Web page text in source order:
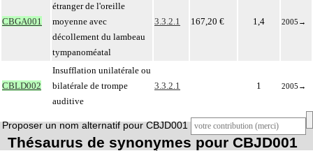
CBGA001
étranger de l'oreille
moyenne avec
décollement du lambeau
tympanoméatal
3.3.2.1 167,20 € 1,4 2005 →
CBLD002
Insufflation unilatérale ou
bilatérale de trompe
auditive
3.3.2.1 1 2005 →
Proposer un nom alternatif pour CBJD001
Thésaurus de synonymes pour CBJD001